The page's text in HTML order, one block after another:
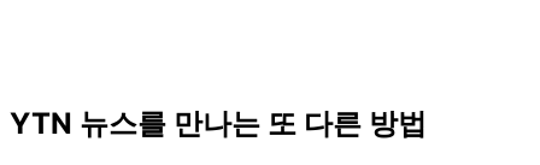
YTN 뉴스를 만나는 또 다른 방법